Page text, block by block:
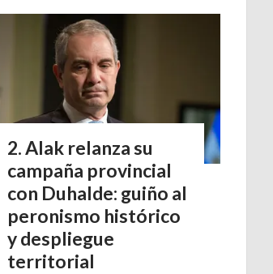
Alak relanza su
campaña provincial
con Duhalde: guiño al
peronismo histórico
y despliegue
territorial